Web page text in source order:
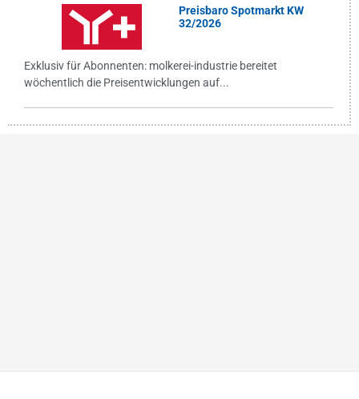
Preisbaro Spotmarkt KW
32/2026
Exklusiv für Abonnenten: molkerei-industrie bereitet
wöchentlich die Preisentwicklungen auf...